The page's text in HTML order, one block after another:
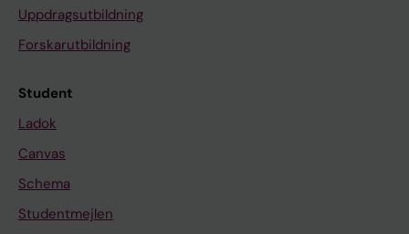
Uppdragsutbildning
Forskarutbildning
Student
Ladok
Canvas
Schema
Studentmejlen